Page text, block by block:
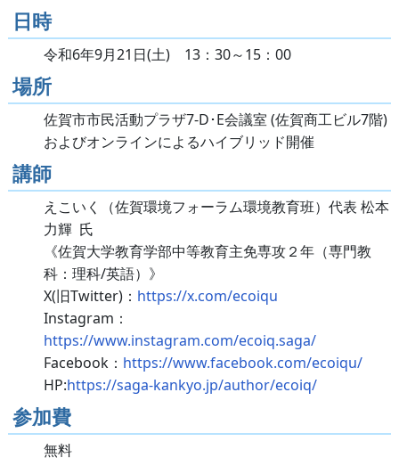
日時
令和6年9月21日(土) 13：30～15：00
場所
佐賀市市民活動プラザ7-D･E会議室 (佐賀商工ビル7階)
およびオンラインによるハイブリッド開催
講師
えこいく（佐賀環境フォーラム環境教育班）代表 松本
力輝 氏
《佐賀大学教育学部中等教育主免専攻２年（専門教
科：理科/英語）》
X(旧Twitter)： https://x.com/ecoiqu
Instagram：
https://www.instagram.com/ecoiq.saga/
Facebook： https://www.facebook.com/ecoiqu/
HP:https://saga-kankyo.jp/author/ecoiq/
参加費
無料